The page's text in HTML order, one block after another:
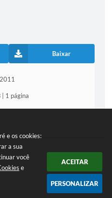
e os cookies:
a sua
você
e
ACEITAR
PERSONALIZAR
Baixar
1 página